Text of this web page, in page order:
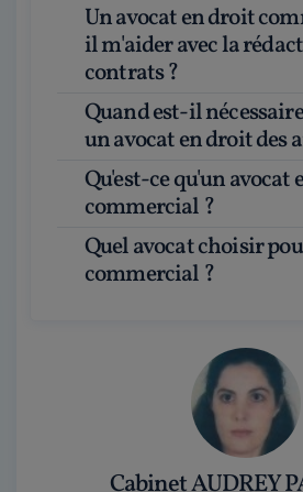
Un avocat en droit commercial peut-
il m'aider avec la
contrats ?
Quand est-il nécessaire de consulter
un avocat en droit des
Qu'est-ce qu'un avocat en droit
commercial ?
Quel avocat choisir pour un litige
commercial ?
Cabinet AUDREY